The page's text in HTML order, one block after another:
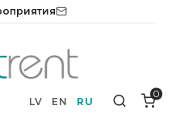
LV EN RU Search
0